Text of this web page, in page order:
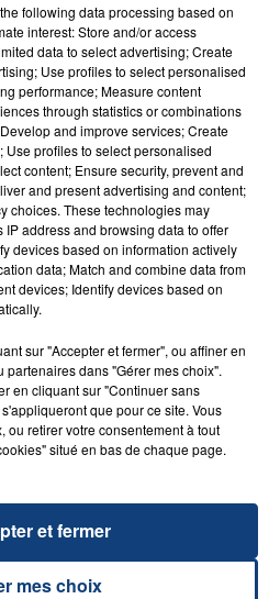
LENS : UNE FEMME ET
VIE ET LA...
par le feu après avoir
et leur bébé de trois mois
DEVANT SE FAIRE
contre la clinique qui a
et présenté ses
22h18
22h18
following data processing based on
interest: Store and/or access
data to select advertising; Create
Use profiles to select personalised
performance; Measure content
through statistics or combinations
and improve services; Create
profiles to select personalised
content; Ensure security, prevent and
and present advertising and content;
choices. These technologies may
address and browsing data to offer
devices based on information actively
data; Match and combine data from
devices; Identify devices based on
sur "Accepter et fermer", ou affiner en
dans "Gérer mes choix".
en cliquant sur "Continuer sans
que pour ce site. Vous
ou retirer votre consentement à tout
situé en bas de chaque page.
mes choix
et fermer